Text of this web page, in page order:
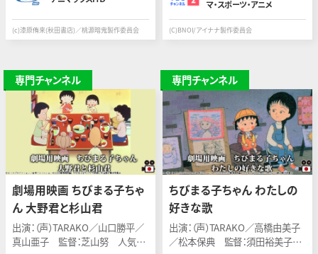
(c)漆原侑来(秋田書店)／桃源暗鬼製作委員会
マ・スポーツ・アニメ
(C)BNOI/アイナナ製作委員会
専門チャンネル
劇場用映画 ちびまる子ちゃ
ん 大野君と杉山君
出演：（声）TARAKO／山口勝平／
真山亜子 監督：芝山努 人気ア
専門チャンネル
ちびまる子ちゃん わたしの
好きな歌
出演：（声）TARAKO／高橋由美子
／松本保典 監督：須田裕美子